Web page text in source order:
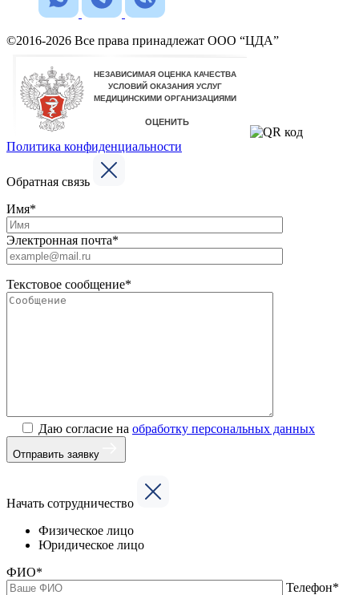
©2016-2026 Все права принадлежат ООО “ЦДА”
Политика конфиденциальности
Обратная связь
Имя*
Электронная почта*
Текстовое сообщение*
Даю согласие на обработку персональных данных
Отправить заявку
Начать сотрудничество
Физическое лицо
Юридическое лицо
ФИО*
Телефон*